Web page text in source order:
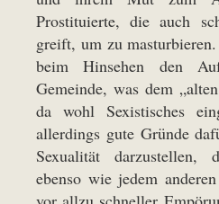
Prostituierte, die auch
greift, um zu
beim Hinsehen den
Gemeinde, was dem
da wohl Sexistisches
allerdings gute Gründe
Sexualität darzustellen,
ebenso wie jedem